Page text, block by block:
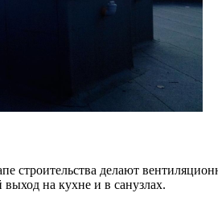
строительства делают
на кухне и в санузлах.